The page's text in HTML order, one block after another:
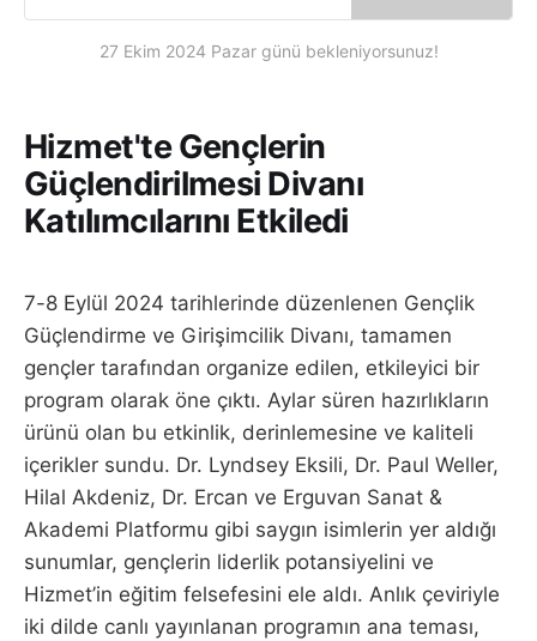
27 Ekim 2024 Pazar günü bekleniyorsunuz!
Hizmet'te Gençlerin
Güçlendirilmesi Divanı
Katılımcılarını Etkiledi
7-8 Eylül 2024 tarihlerinde düzenlenen Gençlik
Güçlendirme ve Girişimcilik Divanı, tamamen
gençler tarafından organize edilen, etkileyici bir
program olarak öne çıktı. Aylar süren hazırlıkların
ürünü olan bu etkinlik, derinlemesine ve kaliteli
içerikler sundu. Dr. Lyndsey Eksili, Dr. Paul Weller,
Hilal Akdeniz, Dr. Ercan ve Erguvan Sanat &
Akademi Platformu gibi saygın isimlerin yer aldığı
sunumlar, gençlerin liderlik potansiyelini ve
Hizmet’in eğitim felsefesini ele aldı. Anlık çeviriyle
iki dilde canlı yayınlanan programın ana teması,